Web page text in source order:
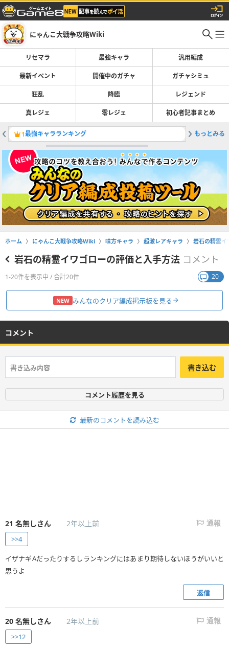
にゃんこ大戦争攻略Wiki
リセマラ 最強キャラ 汎用編成
最新イベント 開催中のガチャ ガチャシミュ
狂乱 降臨 レジェンド
真レジェ 零レジェ 初心者記事まとめ
1最強キャラランキング 2真レジ
もっとみる
ホーム にゃんこ大戦争攻略Wiki 味方キャラ 超激レアキャラ 岩石の精霊イ
岩石の精霊イワゴローの評価と入手方法 コメント
1-20件を表示中 / 合計20件 20
NEW みんなのクリア編成掲示板を見る
コメント
書き込む
コメント履歴を見る
最新のコメントを読み込む
21 名無しさん 2年以上前 通報
>>4
イザナギAだったりするしランキングにはあまり期待しないほうがいいと
思うよ
返信
20 名無しさん 2年以上前 通報
>>12